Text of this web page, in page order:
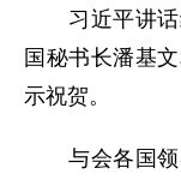
习近平讲话
国秘书长潘基
示祝贺。
与会各国领